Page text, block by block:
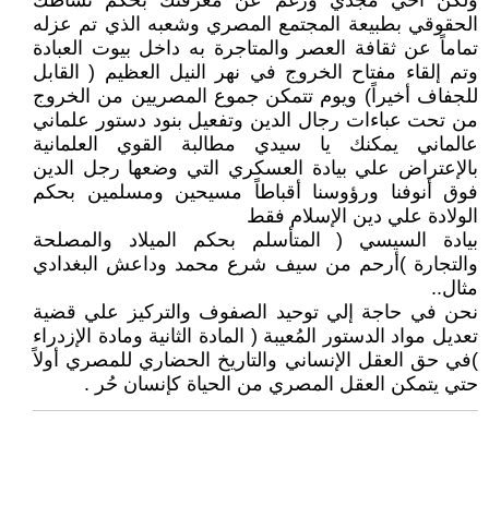
الحقوقي بطبيعة المجتمع المصري وشعبه الذي تم عزله
تماماً عن ثقافة العصر والمتاجرة به داخل بيوت العبادة
وتم إلقاء مفتاح الخروج في نهر النيل العظيم ( القابل
للجفاف أخيراً) ويوم تتمكن جموع المصريين من الخروج
من تحت عباءات رجال الدين وتفعيل بنود دستور علماني
عالماني يمكنك يا سيدي مطالبة القوي العلمانية
بالإعتراض علي بيادة العسكري التي وضعها رجل الدين
فوق أنوفنا ورؤوسنا أقباطاً مسيحين ومسلمين بحكم
الولادة علي دين الإسلام فقط
بيادة السيسي ( المتأسلم بحكم الميلاد والمصلحة
والتجارة )أرحم من سيف شرع محمد وداعش البغدادي
مثال..
نحن في حاجة إلي توحيد الصفوف والتركيز علي قضية
تعديل مواد الدستور المُعيبة ( المادة الثانية ومادة الإزدراء
)في حق العقل الإنساني والتاريخ الحضاري للمصري أولاً
حتي يتمكن العقل المصري من الحياة كإنسان حُر .